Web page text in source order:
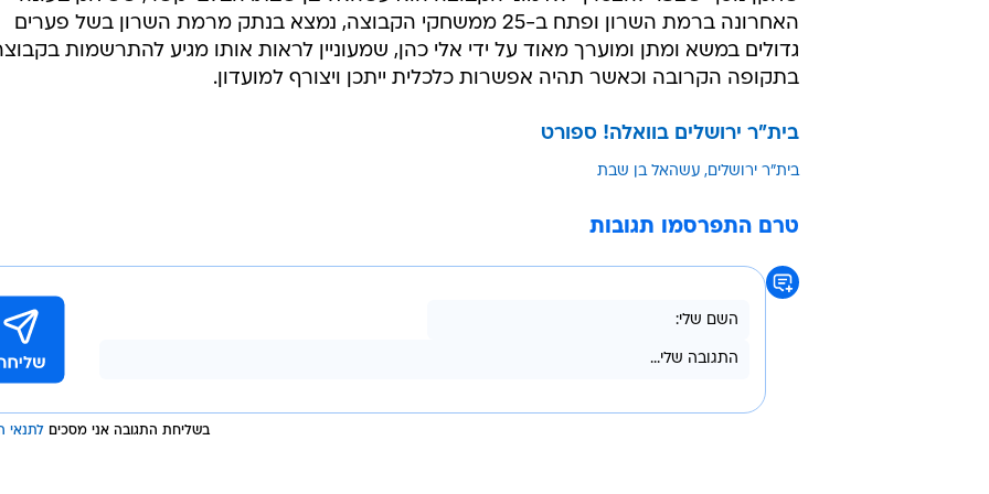
האחרונה ברמת השרון ופתח ב-25 ממשחקי הקבוצה, נמצא בנתק מרמת השרון בשל פערים
גדולים במשא ומתן ומוערך מאוד על ידי אלי כהן, שמעוניין לראות אותו מגיע להתרשמות
בתקופה הקרובה וכאשר תהיה אפשרות כלכלית ייתכן ויצורף למועדון.
בית"ר ירושלים בוואלה! ספורט
בית"ר ירושלים עשהאל בן שבת
טרם התפרסמו תגובות
בשליחת התגובה אני מסכים לתנאי